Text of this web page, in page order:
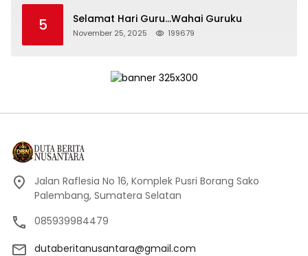
5 Selamat Hari Guru…Wahai Guruku
November 25, 2025 199679
Jalan Raflesia No 16, Komplek Pusri Borang Sako
Palembang, Sumatera Selatan
085939984479
dutaberitanusantara@gmail.com